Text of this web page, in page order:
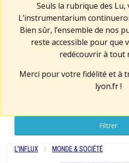
Seuls la rubrique des
L’instrumentarium
Bien sûr, l’ensemble de nos
reste accessible pour que
redécouvrir à tout
Merci pour votre fidélité et à
lyon.fr!
Filtrer
L'INFLUX MONDE & SOCIÉTÉ